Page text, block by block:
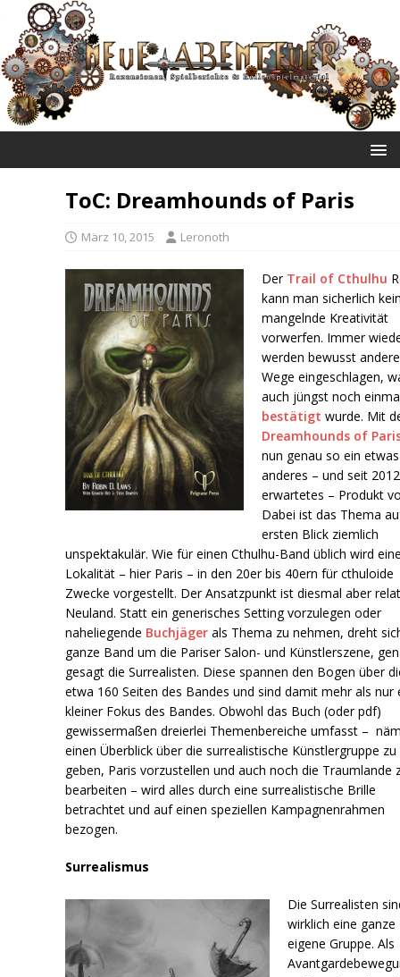
ToC: Dreamhounds of Paris
März 10, 2015 Leronoth
Der Trail of Cthulhu
kann man sicherlich
mangelnde Kreativität
vorwerfen. Immer
werden bewusst andere
Wege eingeschlagen,
auch jüngst noch
bestätigt wurde. Mit
Dreamhounds of
nun genau so ein etwas
anderes – und seit
erwartetes – Produkt
Dabei ist das Thema
ersten Blick ziemlich
unspektakulär. Wie für einen Cthulhu-Band üblich wird
Lokalität – hier Paris – in den 20er bis 40ern für cthuloide
Zwecke vorgestellt. Der Ansatzpunkt ist diesmal aber
Neuland. Statt ein generisches Setting vorzulegen oder
naheliegende Buchjäger als Thema zu nehmen, dreht
ganze Band um die Pariser Salon- und Künstlerszene,
gesagt die Surrealisten. Diese spannen den Bogen über
etwa 160 Seiten des Bandes und sind damit mehr als nur
kleiner Fokus des Bandes. Obwohl das Buch (oder pdf)
gewissermaßen dreierlei Themenbereiche umfasst –
einen Überblick über die surrealistische Künstlergruppe zu
geben, Paris vorzustellen und auch noch die Traumlande
bearbeiten – wird alles durch eine surrealistische Brille
betrachtet und auf einen speziellen Kampagnenrahmen
bezogen.
Surrealismus
Die Surrealisten
wirklich eine ganze
eigene Gruppe. Als